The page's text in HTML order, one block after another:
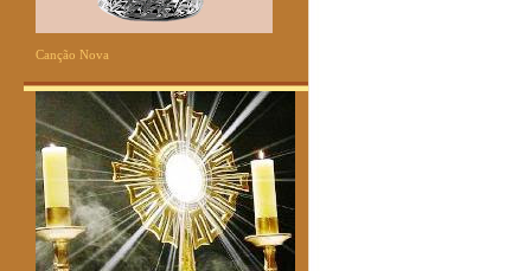
Canção Nova